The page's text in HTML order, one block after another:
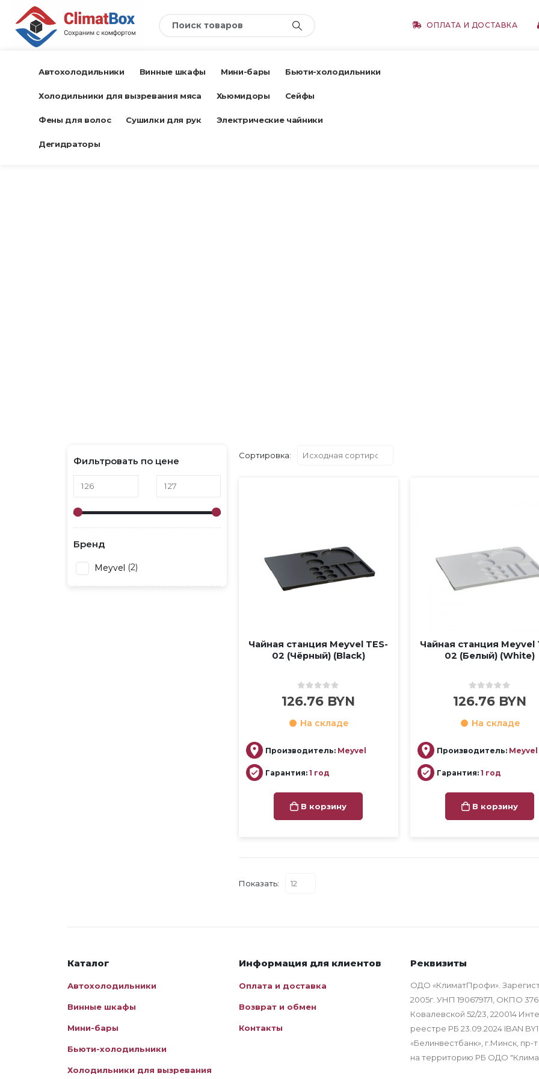
ОПЛАТА И ДОСТАВКА
Автохолодильники Винные шкафы Мини-бары Бьюти-холодильники
Холодильники для вызревания мяса Хьюмидоры Сейфы
Фены для волос Сушилки для рук Электрические чайники
Дегидраторы
Сортировка:
Чайная станция Meyvel TES-
02 (Чёрный) (Black)
0out of 5
126.76 BYN
На складе
Производитель: Meyvel
Гарантия: 1 год
В корзину
Чайная станция Meyvel
02 (Белый) (White)
0out of 5
126.76 BYN
На складе
Производитель: Meyvel
Гарантия: 1 год
В корзину
Показать:
Фильтровать по цене
Бренд
Meyvel 2
Каталог
Автохолодильники
Винные шкафы
Мини-бары
Бьюти-холодильники
Холодильники для вызревания
Информация для клиентов
Оплата и доставка
Возврат и обмен
Контакты
Реквизиты
ОДО «КлиматПрофи».
2005г. УНП 190679171, ОКПО
Ковалевской 52/23, 220014
реестре РБ 23.09.2024 IBAN
«Белинвестбанк», г.Минск,
на территорию РБ ОДО